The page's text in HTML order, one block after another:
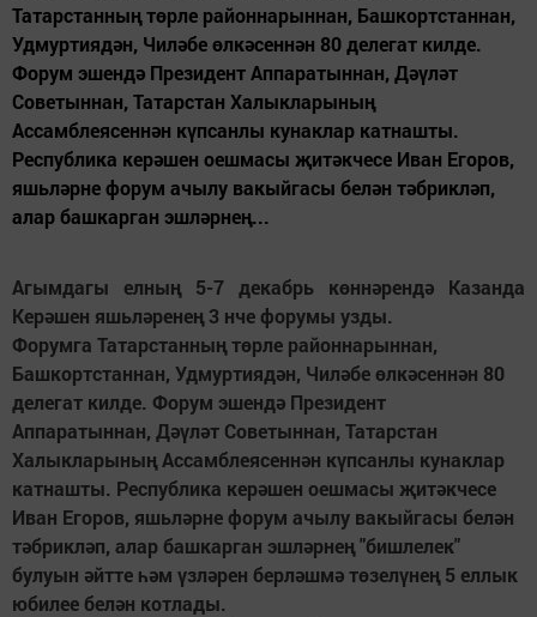
Татарстанның төрле районнарыннан, Башкортстаннан,
Удмуртиядән, Чиләбе өлкәсеннән 80 делегат килде.
Форум эшендә Президент Аппаратыннан, Дәүләт
Советыннан, Татарстан Халыкларының
Ассамблеясеннән күпсанлы кунаклар катнашты.
Республика керәшен оешмасы җитәкчесе Иван Егоров,
яшьләрне форум ачылу вакыйгасы белән тәбрикләп,
алар башкарган эшләрнең...
Агымдагы елның 5-7 декабрь көннәрендә Казанда
Керәшен яшьләренең 3 нче форумы узды.
Форумга Татарстанның төрле районнарыннан,
Башкортстаннан, Удмуртиядән, Чиләбе өлкәсеннән 80
делегат килде. Форум эшендә Президент
Аппаратыннан, Дәүләт Советыннан, Татарстан
Халыкларының Ассамблеясеннән күпсанлы кунаклар
катнашты. Республика керәшен оешмасы җитәкчесе
Иван Егоров, яшьләрне форум ачылу вакыйгасы белән
тәбрикләп, алар башкарган эшләрнең "бишлелек"
булуын әйтте һәм үзләрен берләшмә төзелүнең 5 еллык
юбилее белән котлады.